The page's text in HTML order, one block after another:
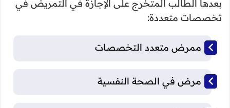
بعدها الطالب المتخرج على الإجازة في التمريض في
تخصصات متعددة:
ممرض متعدد التخصصات
مرض في الصحة النفسية